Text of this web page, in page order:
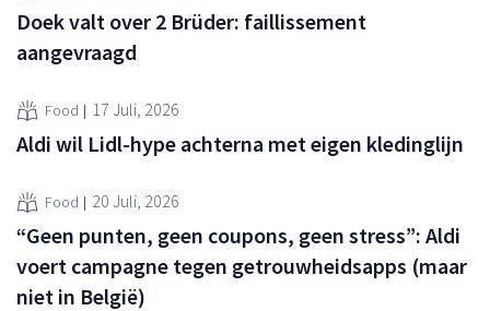
Doek valt over 2 Brüder: faillissement
aangevraagd
Food 17 Juli, 2026
Aldi wil Lidl-hype achterna met eigen kledinglijn
Food 20 Juli, 2026
“Geen punten, geen coupons, geen stress”: Aldi
voert campagne tegen getrouwheidsapps (maar
niet in België)